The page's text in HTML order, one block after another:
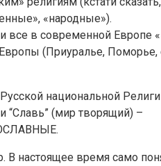
«народные»).
все в современной Европе
(Приуралье, Поморье,
национальной
“Славь” (мир творящий) –
настоящее время само